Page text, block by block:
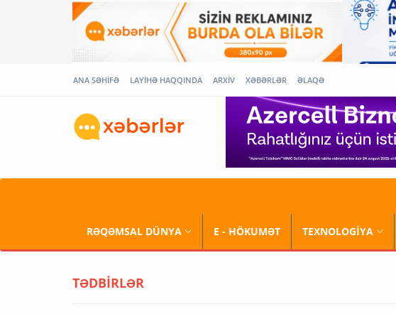
ANA SƏHİFƏ LAYİHƏ HAQQINDA ARXİV XƏBƏRLƏR ƏLAQƏ
RƏQƏMSAL DÜNYA E - HÖKUMƏT TEXNOLOGİYA
TƏDBİRLƏR